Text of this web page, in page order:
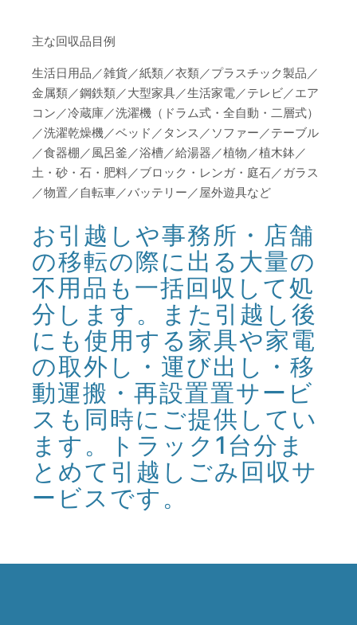
主な回収品目例
生活日用品／雑貨／紙類／衣類／プラスチック製品／
金属類／鋼鉄類／大型家具／生活家電／テレビ／エア
コン／冷蔵庫／洗濯機（ドラム式・全自動・二層式）
／洗濯乾燥機／ベッド／タンス／ソファー／テーブル
／食器棚／風呂釜／浴槽／給湯器／植物／植木鉢／
土・砂・石・肥料／ブロック・レンガ・庭石／ガラス
／物置／自転車／バッテリー／屋外遊具など
お引越しや事務所・店舗
の移転の際に出る大量の
不用品も一括回収して処
分します。また引越し後
にも使用する家具や家電
の取外し・運び出し・移
動運搬・再設置置サービ
スも同時にご提供してい
ます。トラック1台分ま
とめて引越しごみ回収サ
ービスです。